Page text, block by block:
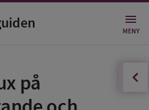
MENY
Öppna
på